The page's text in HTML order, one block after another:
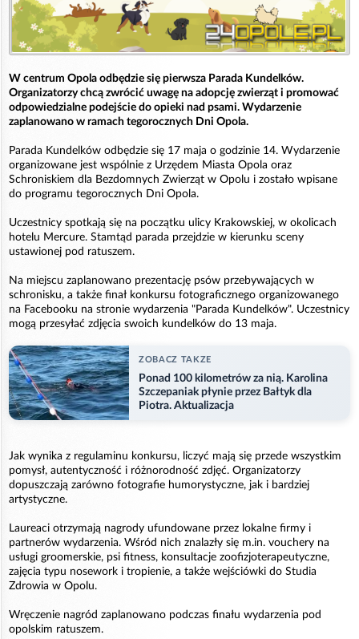
W centrum Opola odbędzie się pierwsza Parada Kundelków.
Organizatorzy chcą zwrócić uwagę na adopcję zwierząt i promować
odpowiedzialne podejście do opieki nad psami. Wydarzenie
zaplanowano w ramach tegorocznych Dni Opola.
Parada Kundelków odbędzie się 17 maja o godzinie 14. Wydarzenie
organizowane jest wspólnie z Urzędem Miasta Opola oraz
Schroniskiem dla Bezdomnych Zwierząt w Opolu i zostało wpisane
do programu tegorocznych Dni Opola.
Uczestnicy spotkają się na początku ulicy Krakowskiej, w okolicach
hotelu Mercure. Stamtąd parada przejdzie w kierunku sceny
ustawionej pod ratuszem.
Na miejscu zaplanowano prezentację psów przebywających w
schronisku, a także finał konkursu fotograficznego organizowanego
na Facebooku na stronie wydarzenia "Parada Kundelków". Uczestnicy
mogą przesyłać zdjęcia swoich kundelków do 13 maja.
ZOBACZ TAKZE
Ponad 100 kilometrów za nią. Karolina
Szczepaniak płynie przez Bałtyk dla
Piotra. Aktualizacja
Jak wynika z regulaminu konkursu, liczyć mają się przede wszystkim
pomysł, autentyczność i różnorodność zdjęć. Organizatorzy
dopuszczają zarówno fotografie humorystyczne, jak i bardziej
artystyczne.
Laureaci otrzymają nagrody ufundowane przez lokalne firmy i
partnerów wydarzenia. Wśród nich znalazły się m.in. vouchery na
usługi groomerskie, psi fitness, konsultacje zoofizjoterapeutyczne,
zajęcia typu nosework i tropienie, a także wejściówki do Studia
Zdrowia w Opolu.
Wręczenie nagród zaplanowano podczas finału wydarzenia pod
opolskim ratuszem.